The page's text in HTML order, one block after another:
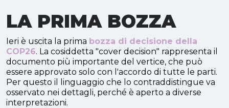
LA PRIMA BOZZA
Ieri è uscita la prima bozza di decisione della
COP26. La cosiddetta "cover decision" rappresenta il
documento più importante del vertice, che può
essere approvato solo con l'accordo di tutte le parti.
Per questo il linguaggio che lo contraddistingue va
osservato nei dettagli, perché è aperto a diverse
interpretazioni.